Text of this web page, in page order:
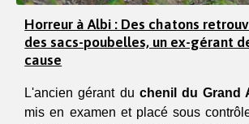
Horreur à Albi : Des chatons
des sacs-poubelles, un ex-gérant
cause
L'ancien gérant du chenil du Grand
mis en examen et placé sous